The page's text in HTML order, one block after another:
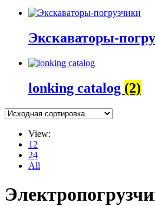
Экскаваторы-
lonking catalog (2)
View:
12
24
All